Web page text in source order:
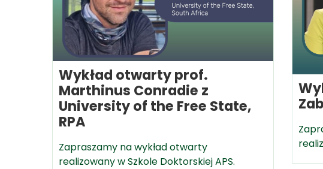
Wykład otwarty prof.
Marthinus Conradie z
University of the Free State,
RPA
Zapraszamy na wykład otwarty
realizowany w Szkole Doktorskiej APS.